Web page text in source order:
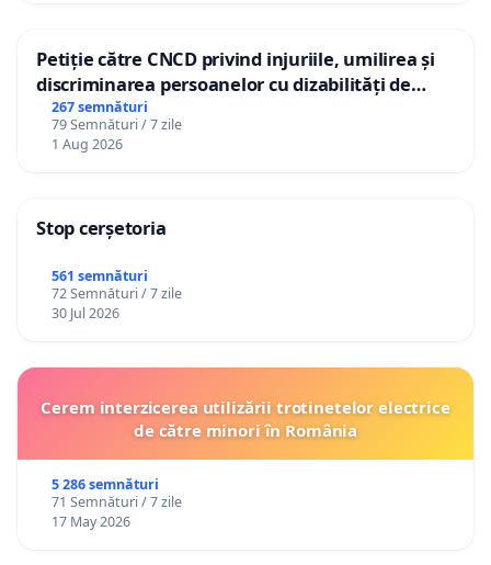
Petiție către CNCD privind injuriile, umilirea și
discriminarea persoanelor cu dizabilități de
către utilizatorul TikTok „Gorici”
267 semnături
79 Semnături / 7 zile
1 Aug 2026
Stop cerșetoria
561 semnături
72 Semnături / 7 zile
30 Jul 2026
Cerem interzicerea utilizării trotinetelor electrice
de către minori în România
5 286 semnături
71 Semnături / 7 zile
17 May 2026